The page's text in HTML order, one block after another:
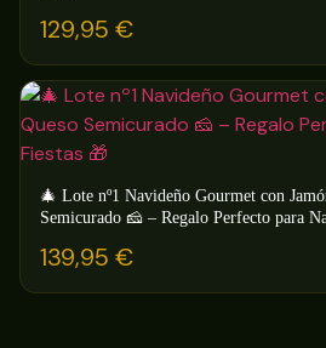
129,95 €
🎄 Lote nº1 Navideño Gourmet con
Semicurado 🧀 – Regalo Perfecto para
139,95 €